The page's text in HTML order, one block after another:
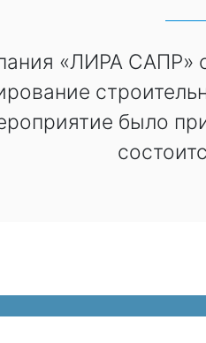
«ЛИРА САПР»
было